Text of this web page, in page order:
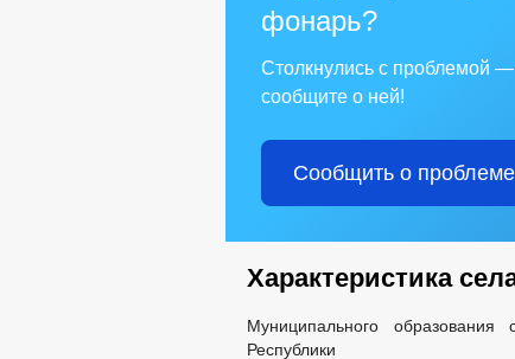
фонарь?
Столкнулись с проблемой —
сообщите о ней!
Сообщить о проблеме
Характеристика
Муниципального
Республики